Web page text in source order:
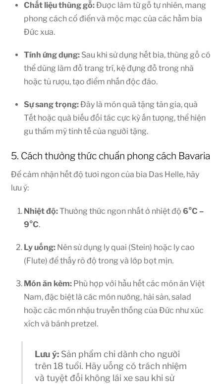
Chất liệu thùng gỗ:Được làm từ gỗ tự nhiên, mang
phong cách cổ điển và mộc mạc của các hầm bia
Đức xưa.
Tính ứng dụng: Sau khi sử dụng hết bia, thùng gỗ có
thể dùng làm đồ trang trí, kệ đựng đồ trong nhà
hoặc tủ rượu, tạo điểm nhấn độc đáo.
Sự sang trọng:Đây là món quà tặng tân gia, quà
Tết hoặc quà biếu đối tác cực kỳ ấn tượng, thể hiện
gu thẩm mỹ tinh tế của người tặng.
5. Cách thưởng thức chuẩn phong cách Bavaria
Để cảm nhận hết độ tươi ngon của bia Das Helle, hãy
lưu ý:
Nhiệt độ:Thưởng thức ngon nhất ở nhiệt độ 6°C –
9°C.
Ly uống: Nên sử dụng ly quai (Stein) hoặc ly cao
(Flute) để thấy rõ độ trong và lớp bọt mịn.
Món ăn kèm: Phù hợp với hầu hết các món ăn Việt
Nam, đặc biệt là các món nướng, hải sản, salad
hoặc các món nhậu truyền thống của Đức như xúc
xích và bánh pretzel.
Lưu ý: Sản phẩm chỉ dành cho người
trên 18 tuổi. Hãy uống có trách nhiệm
và tuyệt đối không lái xe sau khi sử